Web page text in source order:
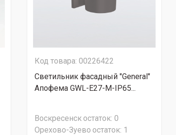
Код товара: 00226422
Светильник фасадный "General"
Апофема GWL-Е27-M-IP65...
Воскресенскостаток: 0
Орехово-Зуево остаток: 1